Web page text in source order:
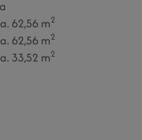
62,56 m2
62,56 m2
33,52 m2